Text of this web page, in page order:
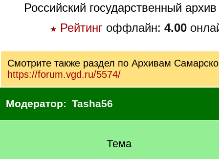
Российский государственный
★ Рейтинг оффлайн: 4.00
Смотрите также раздел по Архивам
https://forum.vgd.ru/5574/
Модератор: Tasha56
Тема